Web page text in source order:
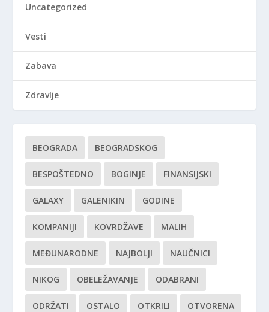
Uncategorized
Vesti
Zabava
Zdravlje
BEOGRADA BEOGRADSKOG
BESPOŠTEDNO BOGINJE FINANSIJSKI
GALAXY GALENIKIN GODINE
KOMPANIJI KOVRDŽAVE MALIH
MEĐUNARODNE NAJBOLJI NAUČNICI
NIKOG OBELEŽAVANJE ODABRANI
ODRŽATI OSTALO OTKRILI OTVORENA